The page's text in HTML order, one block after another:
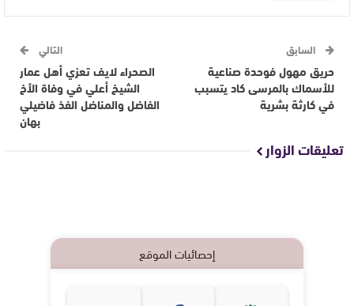
السابق
حريق مهول فوحدة صناعية
للأسماك بالمرسى كاد يتسبب
في كارثة بشرية
التالي
الصحراء لايف تعزي أهل عمار
الشيخ أعلي في وفاة الأخ
الفاضل والمناضل الفذ فاضيلي
بهان
تعليقات الزوار
إحصائيات الموقع